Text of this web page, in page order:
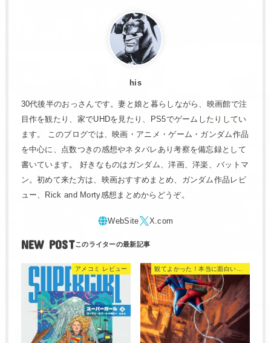
his
30代後半のおっさんです。妻と娘と暮らしながら、映画館で注
目作を観たり、家でUHDを見たり、PS5でゲームしたりしてい
ます。 このブログでは、映画・アニメ・ゲーム・ガンダム作品
を中心に、点数つきの感想やネタバレあり考察を備忘録として
書いています。 好きなものはガンダム、洋画、洋楽、バットマ
ン。初めて来た方は、映画おすすめまとめ、ガンダム作品レビ
ュー、Rick and Morty感想まとめからどうぞ。
NEW POST
アメコミ レビュー 観てよかった！本当に面白い映画 560選